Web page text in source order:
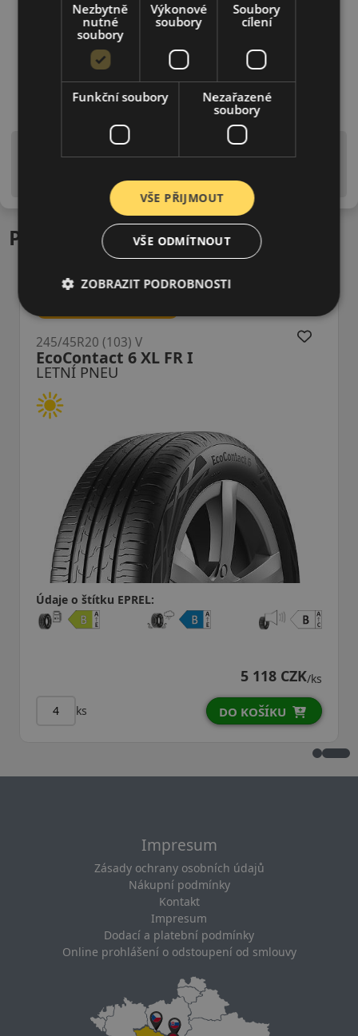
Upozornění! Hodnoty na štítku jsou pouze
is EU štítky ve smyslu dosud platné (předchozí) legislativy.
Podobné produkty
DO KOŠÍKU
HP71 Crugen XL
ks
Impresum
Zásady ochrany osobních údajů
Nákupní podmínky
Kontakt
Impresum
Dodací a platební podmínky
Online prohlášení o odstoupení od smlouvy
Nezbytně
nutné
soubory
Výkonové
soubory
Soubory
cílení
Funkční soubory
Nezařazené
soubory
VŠE PŘIJMOUT
VŠE ODMÍTNOUT
ZOBRAZIT PODROBNOSTI